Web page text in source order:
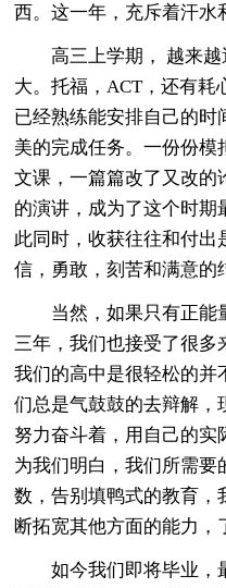
西。这一年，充斥着汗水
高三上学期， 越来
大。托福，ACT，还有耗
已经熟练能安排自己的
美的完成任务。一份份
文课，一篇篇改了又改的
的演讲，成为了这个时
此同时，收获往往和付出
信，勇敢，刻苦和满意的
当然，如果只有正能
三年，我们也接受了很
我们的高中是很轻松的并
们总是气鼓鼓的去辩解，
努力奋斗着，用自己的实
为我们明白，我们所需要
数，告别填鸭式的教育，
断拓宽其他方面的能力，
如今我们即将毕业，